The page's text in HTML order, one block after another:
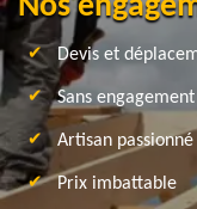
Nos
Devis et
Sans engagement
Artisan passionné
Prix imbattable